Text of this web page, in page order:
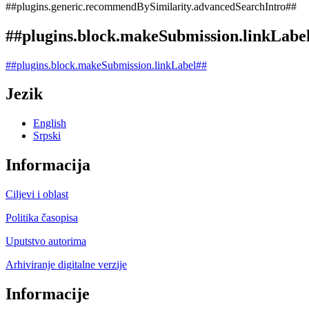
##plugins.generic.recommendBySimilarity.advancedSearchIntro##
##plugins.block.makeSubmission.linkLabel##
Jezik
English
Srpski
Informacija
Ciljevi i oblast
Politika časopisa
Uputstvo autorima
Arhiviranje digitalne verzije
Informacije